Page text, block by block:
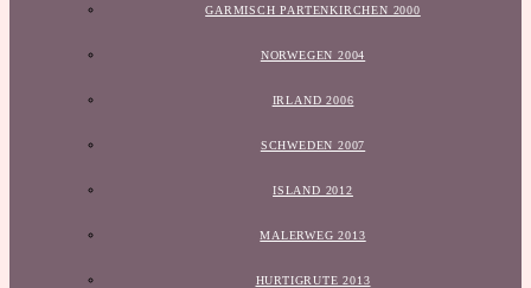
GARMISCH PARTENKIRCHEN 2000
NORWEGEN 2004
IRLAND 2006
SCHWEDEN 2007
ISLAND 2012
MALERWEG 2013
HURTIGRUTE 2013